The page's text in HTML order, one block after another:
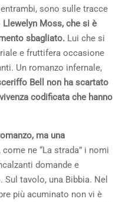
sono sulle tracce
Llewelyn Moss, che si è
sbagliato. Lui che si
e fruttifera occasione
Un romanzo infernale,
Bell non ha scartato
codificata che hanno
ma una
ne “La strada” i nomi
domande e
tavolo, una Bibbia. Nel
più acuminato non vi è